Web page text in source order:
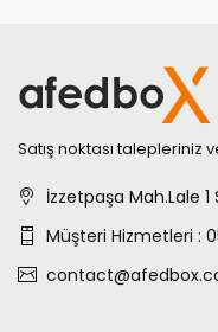
Satış noktası talepleriniz
İzzetpaşa Mah.Lale 1
Müşteri Hizmetleri :